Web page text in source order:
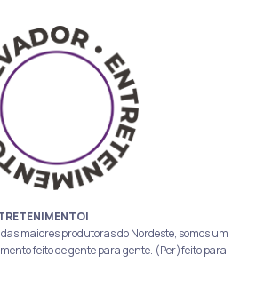
maiores produtoras do Nordeste, somos um
feito de gente para gente. (Per)feito para